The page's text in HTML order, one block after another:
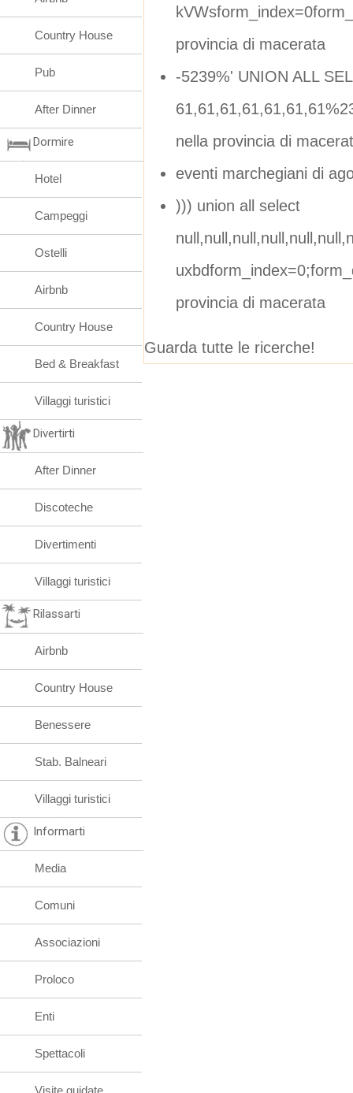
provincia di macerata
-5239%' UNION ALL
nella provincia di
eventi marchegiani di
))) union all select
provincia di macerata
Guarda tutte le ricerche!
Country House
Pub
After Dinner
Dormire
Hotel
Campeggi
Ostelli
Airbnb
Country House
Bed & Breakfast
Villaggi turistici
Divertirti
After Dinner
Discoteche
Divertimenti
Villaggi turistici
Rilassarti
Airbnb
Country House
Benessere
Stab. Balneari
Villaggi turistici
Informarti
Media
Comuni
Associazioni
Proloco
Enti
Spettacoli
Visite guidate